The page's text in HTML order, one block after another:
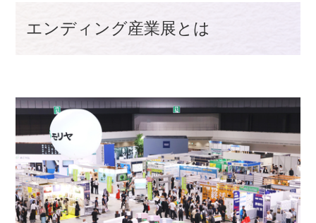
エンディング産業展とは